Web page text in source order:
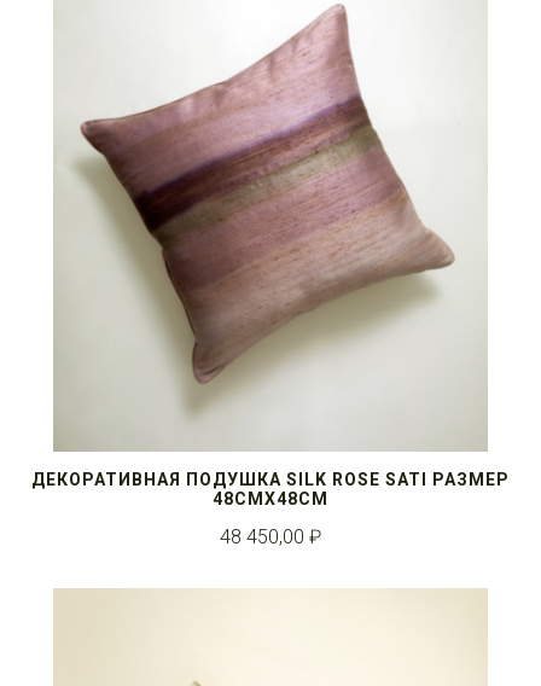
ДЕКОРАТИВНАЯ ПОДУШКА SILK ROSE SATI РАЗМЕР
48СМX48СМ
48 450,00 ₽